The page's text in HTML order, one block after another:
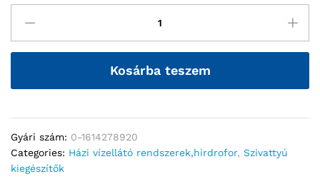
Kosárba teszem
Gyári szám: 0-1614278920
Categories: Házi vízellátó rendszerek,hirdrofor, Szivattyú
kiegészítők